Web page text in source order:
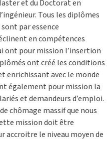
et du Doctorat en
Tous les diplômes
par essence
en compétences
ont pour mission l’insertion
ont créé les conditions
enrichissant avec le monde
également pour mission la
et demandeurs d’emploi.
chômage massif que nous
mission doit être
accroitre le niveau moyen de